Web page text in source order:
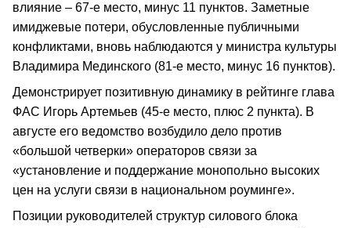
влияние – 67-е место, минус 11 пунктов. Заметные
имиджевые потери, обусловленные публичными
конфликтами, вновь наблюдаются у министра культуры
Владимира Мединского (81-е место, минус 16 пунктов).
Демонстрирует позитивную динамику в рейтинге глава
ФАС Игорь Артемьев (45-е место, плюс 2 пункта). В
августе его ведомство возбудило дело против
«большой четверки» операторов связи за
«установление и поддержание монопольно высоких
цен на услуги связи в национальном роуминге».
Позиции руководителей структур силового блока